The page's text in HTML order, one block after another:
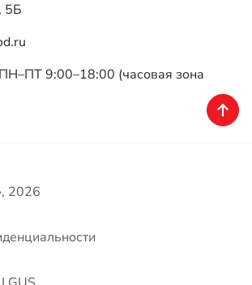
5Б
9:00–18:00 (часовая зона
2026